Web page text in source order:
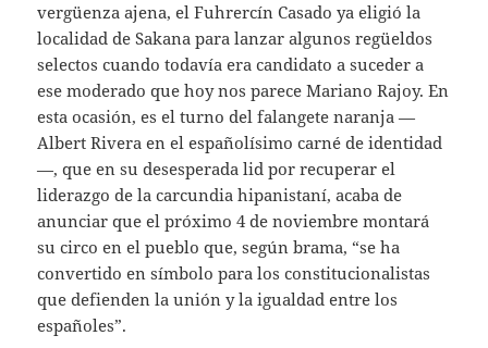
vergüenza ajena, el Fuhrercín Casado ya eligió la
localidad de Sakana para lanzar algunos regüeldos
selectos cuando todavía era candidato a suceder a
ese moderado que hoy nos parece Mariano Rajoy. En
esta ocasión, es el turno del falangete naranja —
Albert Rivera en el españolísimo carné de identidad
—, que en su desesperada lid por recuperar el
liderazgo de la carcundia hipanistaní, acaba de
anunciar que el próximo 4 de noviembre montará
su circo en el pueblo que, según brama, “se ha
convertido en símbolo para los constitucionalistas
que defienden la unión y la igualdad entre los
españoles”.